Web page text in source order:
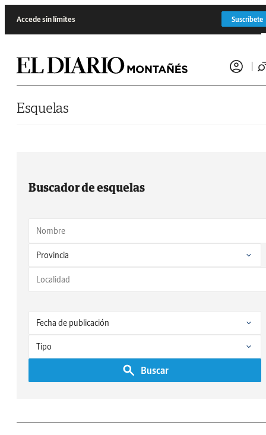
Accede sin límites Suscríbete
Esquelas
Buscador de esquelas
Buscar